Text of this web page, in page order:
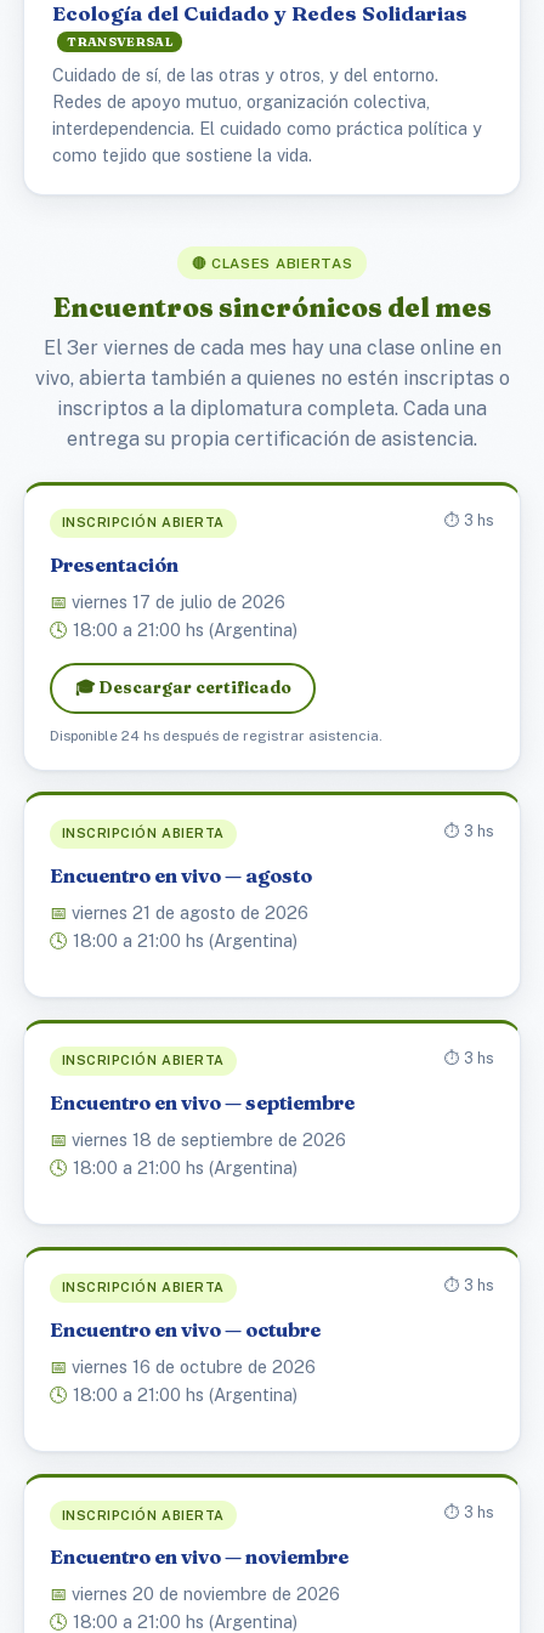
Ecología del Cuidado y Redes Solidarias
TRANSVERSAL
Cuidado de sí, de las otras y otros, y del entorno.
Redes de apoyo mutuo, organización colectiva,
interdependencia. El cuidado como práctica política y
como tejido que sostiene la vida.
🔴 CLASES ABIERTAS
Encuentros sincrónicos del mes
El 3er viernes de cada mes hay una clase online en
vivo, abierta también a quienes no estén inscriptas o
inscriptos a la diplomatura completa. Cada una
entrega su propia certificación de asistencia.
INSCRIPCIÓN ABIERTA ⏱️ 3 hs
Presentación
📅 viernes 17 de julio de 2026
🕓 18:00 a 21:00 hs (Argentina)
🎓 Descargar certificado
Disponible 24 hs después de registrar asistencia.
INSCRIPCIÓN ABIERTA ⏱️ 3 hs
Encuentro en vivo — agosto
📅 viernes 21 de agosto de 2026
🕓 18:00 a 21:00 hs (Argentina)
INSCRIPCIÓN ABIERTA ⏱️ 3 hs
Encuentro en vivo — septiembre
📅 viernes 18 de septiembre de 2026
🕓 18:00 a 21:00 hs (Argentina)
INSCRIPCIÓN ABIERTA ⏱️ 3 hs
Encuentro en vivo — octubre
📅 viernes 16 de octubre de 2026
🕓 18:00 a 21:00 hs (Argentina)
INSCRIPCIÓN ABIERTA ⏱️ 3 hs
Encuentro en vivo — noviembre
📅 viernes 20 de noviembre de 2026
🕓 18:00 a 21:00 hs (Argentina)